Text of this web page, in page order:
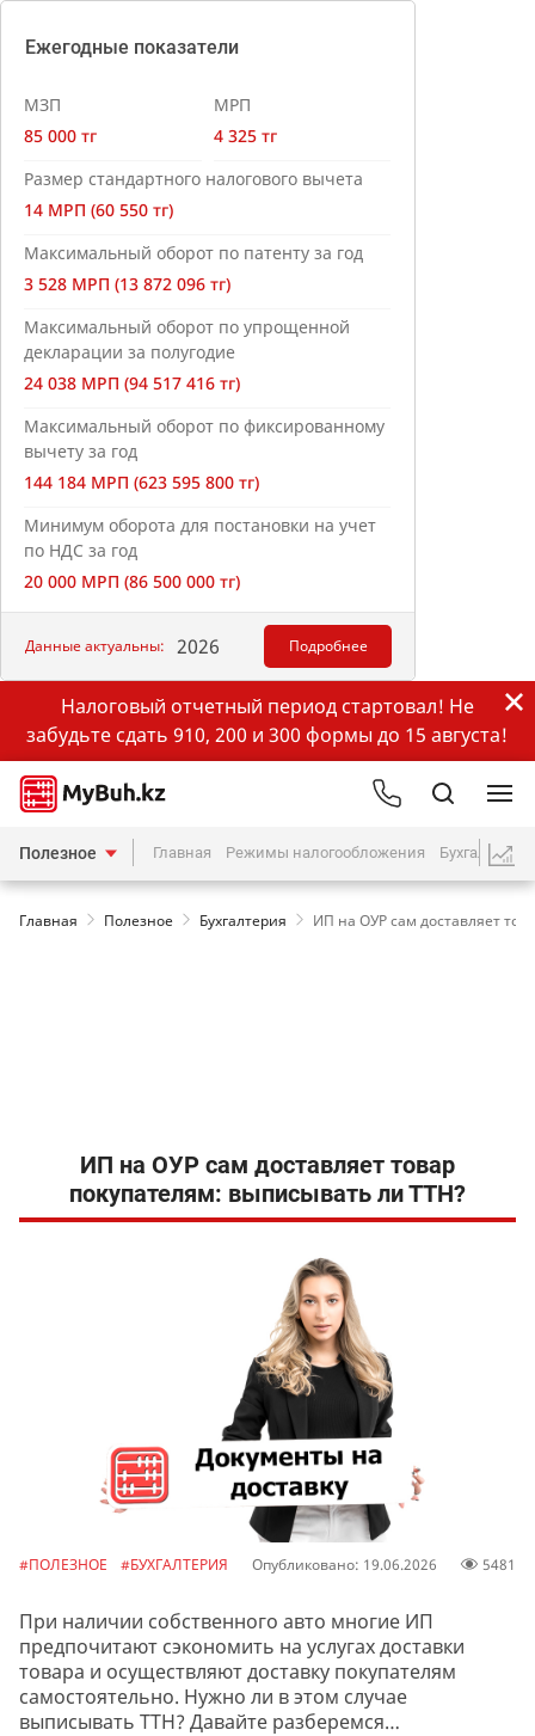
Ежегодные показатели
МЗП
85 000 тг
МРП
4 325 тг
Размер стандартного налогового вычета
14 МРП (60 550 тг)
Максимальный оборот по патенту за год
3 528 МРП (13 872 096 тг)
Максимальный оборот по упрощенной
декларации за полугодие
24 038 МРП (94 517 416 тг)
Максимальный оборот по фиксированному
вычету за год
144 184 МРП (623 595 800 тг)
Минимум оборота для постановки на учет
по НДС за год
20 000 МРП (86 500 000 тг)
Данные актуальны: 2026 Подробнее
Налоговый отчетный период стартовал! Не
забудьте сдать 910, 200 и 300 формы до 15 августа!
Полезное Главная Режимы налогообложения Бухгалтерия
Главная Полезное Бухгалтерия ИП на ОУР сам доставляет
ИП на ОУР сам доставляет товар
покупателям: выписывать ли ТТН?
#ПОЛЕЗНОЕ #БУХГАЛТЕРИЯ Опубликовано: 19.06.2026 5481
При наличии собственного авто многие ИП
предпочитают сэкономить на услугах доставки
товара и осуществляют доставку покупателям
самостоятельно. Нужно ли в этом случае
выписывать ТТН? Давайте разберемся…